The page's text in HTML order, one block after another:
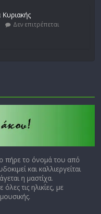
Δεν επιτρέπεται
πήρε το όνομά του από
και καλλιεργείται
η μαστίχα.
τις ηλικίες, με